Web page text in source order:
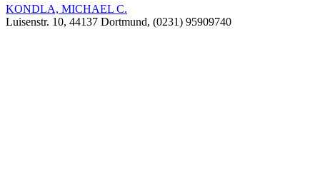
KONDLA, MICHAEL C.
Luisenstr. 10, 44137 Dortmund, (0231) 95909740